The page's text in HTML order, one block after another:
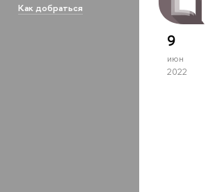
Как добраться
9
июн
2022